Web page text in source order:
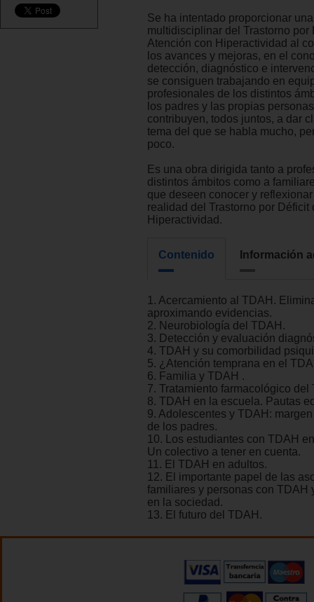
Se ha intentado proporcionar
multidisciplinar del Trastorno por
Atención con Hiperactividad al
los avances y mejoras, en el
detección, diagnóstico e
se consiguen trabajando en
profesionales de los distintos
los padres y las propias
contribuyen, todos juntos, a dar
tema del que se habla mucho,
poco.
Es una obra dirigida tanto a
distintos ámbitos como a
que deseen conocer y
realidad del Trastorno por Déficit
Hiperactividad.
Contenido Información
1. Acercamiento al TDAH.
aproximando evidencias.
2. Neurobiología del TDAH.
3. Detección y evaluación
4. TDAH y su comorbilidad
5. ¿Atención temprana en el
6. Familia y TDAH .
7. Tratamiento farmacológico del
8. TDAH en la escuela. Pautas
9. Adolescentes y TDAH:
de los padres.
10. Los estudiantes con TDAH
Un colectivo a tener en cuenta.
11. El TDAH en adultos.
12. El importante papel de las
familiares y personas con TDAH
en la sociedad.
13. El futuro del TDAH.